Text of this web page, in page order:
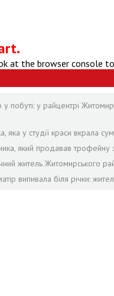
at the browser console
побуті: у райцентрі
яка у студії краси вкрала
який продавав
житель Житомирського
випивала біля річки: